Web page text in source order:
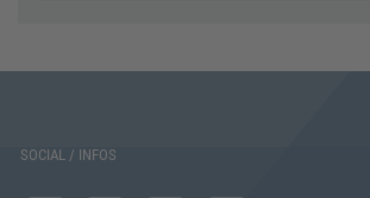
SOCIAL / INFOS